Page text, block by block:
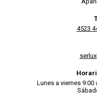
4523
Lunes a viernes 9:00